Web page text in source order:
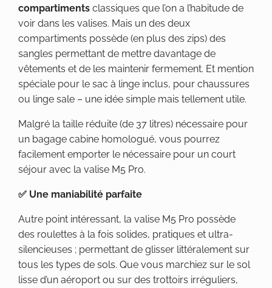
compartiments classiques que l’on a l’habitude de
voir dans les valises. Mais un des deux
compartiments possède (en plus des zips) des
sangles permettant de mettre davantage de
vêtements et de les maintenir fermement. Et mention
spéciale pour le sac à linge inclus, pour chaussures
ou linge sale – une idée simple mais tellement utile.
Malgré la taille réduite (de 37 litres) nécessaire pour
un bagage cabine homologué, vous pourrez
facilement emporter le nécessaire pour un court
séjour avec la valise M5 Pro.
✅ Une maniabilité parfaite
Autre point intéressant, la valise M5 Pro possède
des roulettes à la fois solides, pratiques et ultra-
silencieuses ; permettant de glisser littéralement sur
tous les types de sols. Que vous marchiez sur le sol
lisse d’un aéroport ou sur des trottoirs irréguliers,